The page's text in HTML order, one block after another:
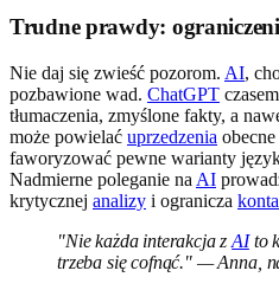
Trudne prawdy:
Nie daj się zwieść pozorom. AI,
pozbawione wad. ChatGPT
tłumaczenia, zmyślone fakty, a
może powielać uprzedzenia
faworyzować pewne warianty
Nadmierne poleganie na AI
krytycznej analizy i ogranicza
"Nie każda interakcja zAIto
trzeba się cofnąć." — Anna,